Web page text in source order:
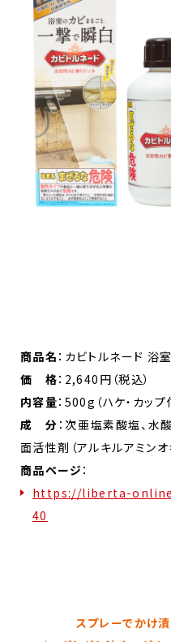
商品名 ：カビトルネード 浴
価 格：2,640円（税込）
内容量：500g（ハケ・カップ
成 分 ：次亜塩素酸塩、水
面活性剤（アルキルアミンオ
商品ページ：
https://liberta-
40
スプレーでかけ漬